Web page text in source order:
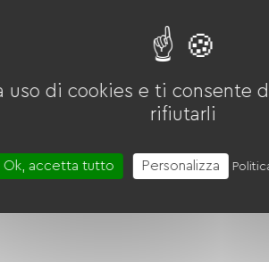
salotto
Cappa
Réfrigérateur
uso di cookies e ti consente
rifiutarli
Ok, accetta tutto Personalizza